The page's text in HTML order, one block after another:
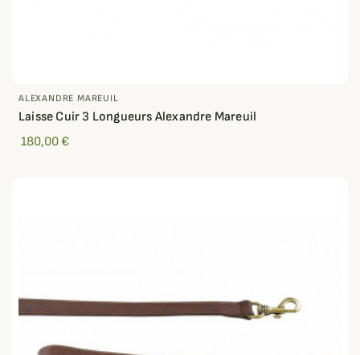
ALEXANDRE MAREUIL
Laisse Cuir 3 Longueurs Alexandre Mareuil
180,00 €